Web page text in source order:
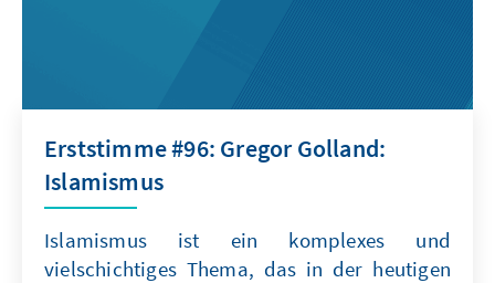
Erststimme #96: Gregor Golland:
Islamismus
Islamismus ist ein komplexes und
vielschichtiges Thema, das in der heutigen